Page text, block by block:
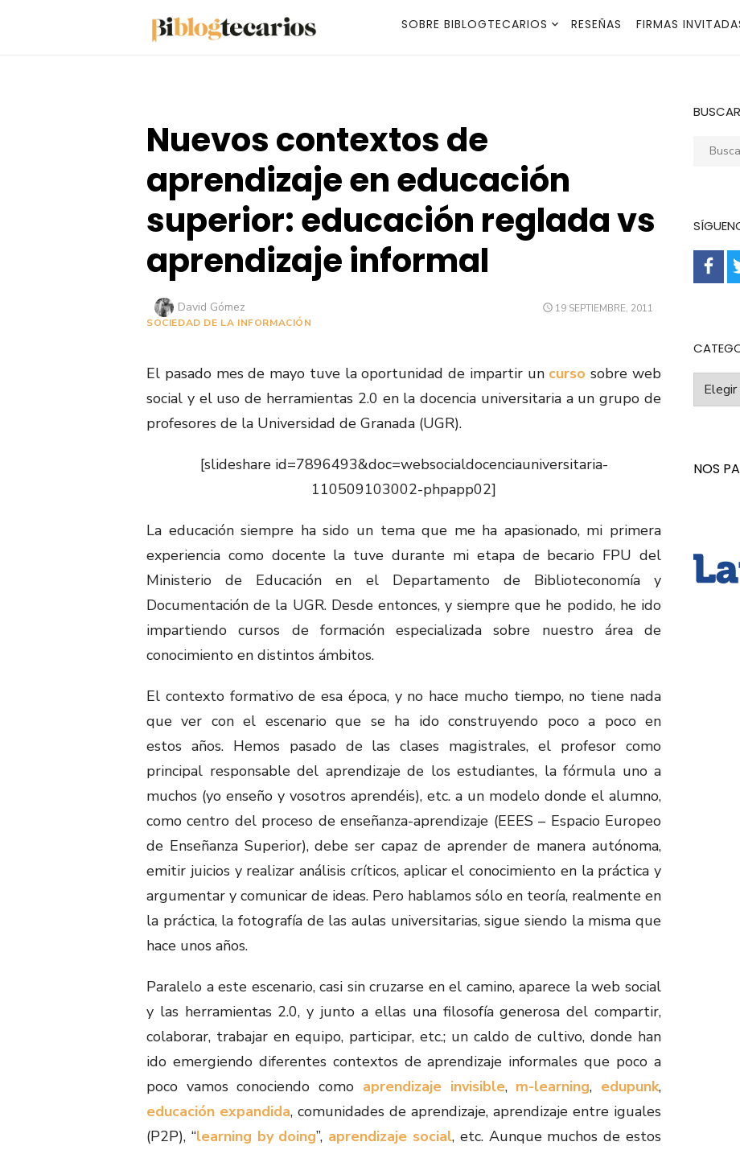
SOBRE BIBLOGTECARIOS RESEÑAS FIRMAS
Nuevos contextos de
aprendizaje en educación
superior: educación reglada vs
aprendizaje informal
PUBLICADO
19 SEPTIEMBRE, 2011
Autor
David Gómez
SOCIEDAD DE LA INFORMACIÓN
El pasado mes de mayo tuve la oportunidad de impartir un curso sobre web
social y el uso de herramientas 2.0 en la docencia universitaria a un grupo de
profesores de la Universidad de Granada (UGR).
[slideshare id=7896493&doc=websocialdocenciauniversitaria-
110509103002-phpapp02]
La educación siempre ha sido un tema que me ha apasionado, mi primera
experiencia como docente la tuve durante mi etapa de becario FPU del
Ministerio de Educación en el Departamento de Biblioteconomía y
Documentación de la UGR. Desde entonces, y siempre que he podido, he ido
impartiendo cursos de formación especializada sobre nuestro área de
conocimiento en distintos ámbitos.
El contexto formativo de esa época, y no hace mucho tiempo, no tiene nada
que ver con el escenario que se ha ido construyendo poco a poco en
estos años. Hemos pasado de las clases magistrales, el profesor como
principal responsable del aprendizaje de los estudiantes, la fórmula uno a
muchos (yo enseño y vosotros aprendéis), etc. a un modelo donde el alumno,
como centro del proceso de enseñanza-aprendizaje (EEES – Espacio Europeo
de Enseñanza Superior), debe ser capaz de aprender de manera autónoma,
emitir juicios y realizar análisis críticos, aplicar el conocimiento en la práctica y
argumentar y comunicar de ideas. Pero hablamos sólo en teoría, realmente en
la práctica, la fotografía de las aulas universitarias, sigue siendo la misma que
hace unos años.
Paralelo a este escenario, casi sin cruzarse en el camino, aparece la web social
y las herramientas 2.0, y junto a ellas una filosofía generosa del compartir,
colaborar, trabajar en equipo, participar, etc.; un caldo de cultivo, donde han
ido emergiendo diferentes contextos de aprendizaje informales que poco a
poco vamos conociendo como aprendizaje invisible, m-learning, edupunk,
educación expandida, comunidades de aprendizaje, aprendizaje entre iguales
(P2P), “learning by doing”, aprendizaje social, etc. Aunque muchos de estos
BUSCAR
Buscar:
NOS